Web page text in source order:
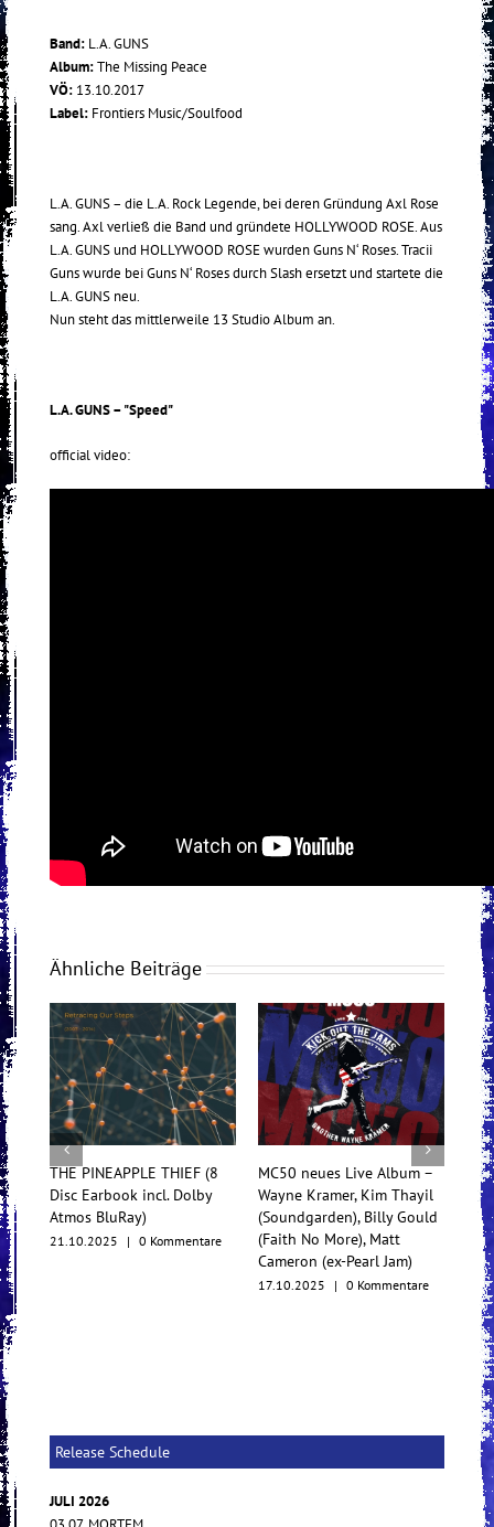
Band: L.A. GUNS
Album:The Missing Peace
VÖ: 13.10.2017
Label: Frontiers Music/Soulfood
L.A. GUNS – die L.A. Rock Legende, bei deren Gründung Axl Rose
sang. Axl verließ die Band und gründete HOLLYWOOD ROSE. Aus
L.A. GUNS und HOLLYWOOD ROSE wurden Guns N‘ Roses. Tracii
Guns wurde bei Guns N‘ Roses durch Slash ersetzt und startete die
L.A. GUNS neu.
Nun steht das mittlerweile 13 Studio Album an.
L.A. GUNS – "Speed"
official video:
Ähnliche Beiträge
THE PINEAPPLE THIEF (8
Disc Earbook incl. Dolby
Atmos BluRay)
21.10.2025 | 0 Kommentare
MC50 neues Live Album –
Wayne Kramer, Kim Thayil
(Soundgarden), Billy Gould
(Faith No More), Matt
Cameron (ex-Pearl Jam)
17.10.2025 | 0 Kommentare
Release Schedule
JULI 2026